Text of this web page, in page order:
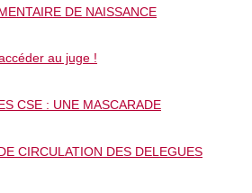
DE NAISSANCE
au juge !
CSE : UNE MASCARADE
CIRCULATION DES DELEGUES